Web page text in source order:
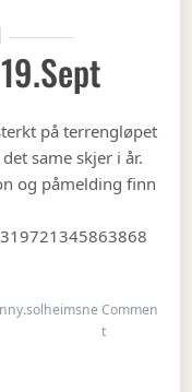
på terrengløpet
same skjer i år.
og påmelding finn
Commen
ton Gubbetur